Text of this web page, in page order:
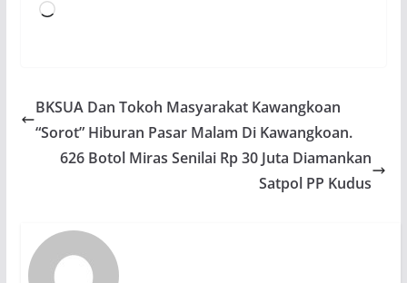
Memuat...
BKSUA Dan Tokoh Masyarakat Kawangkoan
“Sorot” Hiburan Pasar Malam Di Kawangkoan.
626 Botol Miras Senilai Rp 30 Juta Diamankan
Satpol PP Kudus